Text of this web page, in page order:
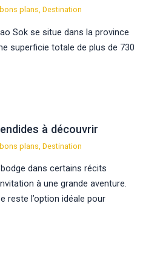
plans,Destination
Sok se situe dans la province
superficie totale de plus de 730
à découvrir
plans ,Destination
dans certains récits
à une grande aventure.
reste l’option idéale pour